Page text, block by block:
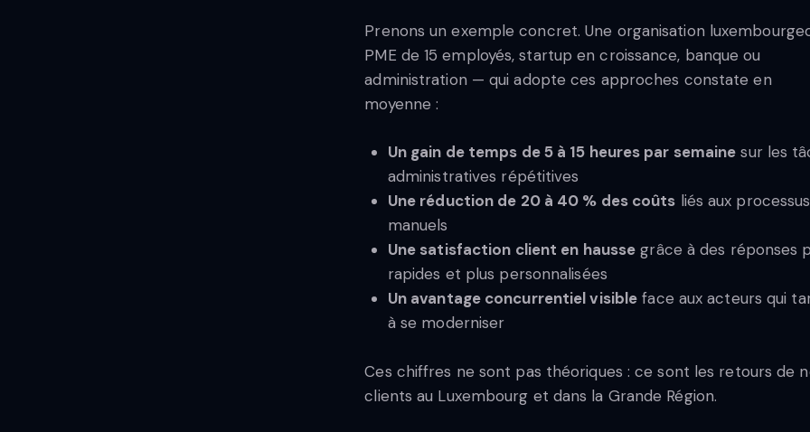
Prenons un exemple concret. Une organisation
PME de 15 employés, startup en croissance, banque ou
administration — qui adopte ces approches constate en
moyenne :
Un gain de temps de 5 à 15 heures par semaine sur les
administratives répétitives
Une réduction de 20 à 40 % des coûts liés aux processus
manuels
Une satisfaction client en hausse grâce à des réponses
rapides et plus personnalisées
Un avantage concurrentiel visible face aux acteurs qui
à se moderniser
Ces chiffres ne sont pas théoriques : ce sont les retours de
clients au Luxembourg et dans la Grande Région.